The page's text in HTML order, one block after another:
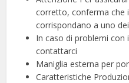
corretto, conferma che
corrispondano a uno
In caso di problemi
contattarci
Maniglia esterna per
Caratteristiche